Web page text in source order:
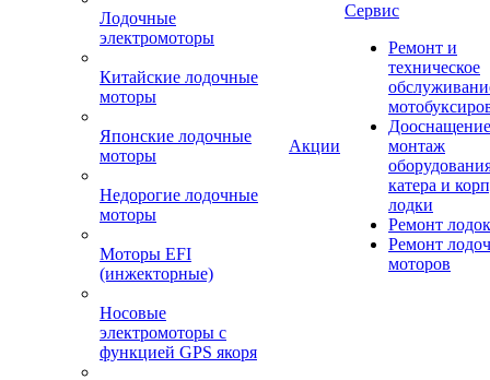
Лодочные
электромоторы
Китайские лодочные
моторы
Японские лодочные
моторы
Недорогие лодочные
моторы
Моторы EFI
(инжекторные)
Носовые
электромоторы с
функцией GPS якоря
Акции
Сервис
Ремонт и
техническое
монтаж
катера и
лодки
Ремонт
Ремонт
моторов